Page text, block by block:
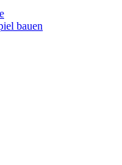
bauen